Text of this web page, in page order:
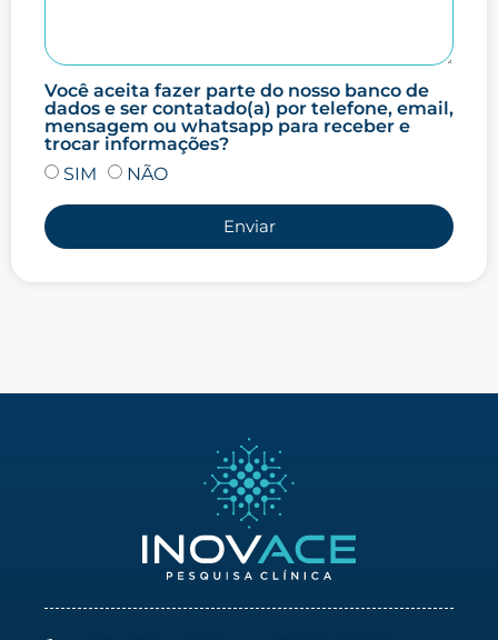
Você aceita fazer parte do nosso banco de
dados e ser contatado(a) por telefone, email,
mensagem ou whatsapp para receber e
trocar informações?
SIM
NÃO
Enviar